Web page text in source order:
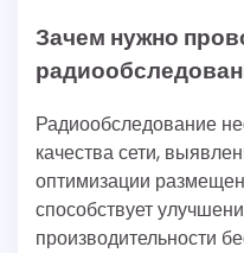
Зачем нужно
Радиообследование
качества сети,
оптимизации
способствует
производительности